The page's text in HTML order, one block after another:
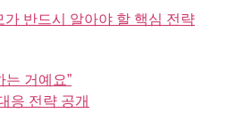
반드시 알아야 할 핵심 전략
는 거예요”
응 전략 공개